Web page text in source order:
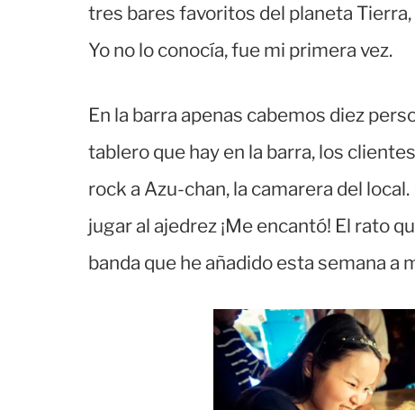
tres bares favoritos del planeta
Yo no lo conocía, fue mi primera vez.
En la barra apenas cabemos diez
tablero que hay en la barra, los
rock a Azu-chan, la camarera del
jugar al ajedrez ¡Me encantó! El rato
banda que he añadido esta semana